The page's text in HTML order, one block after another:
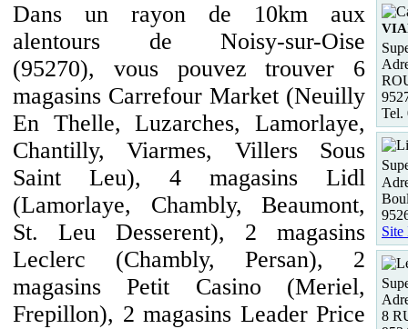
Dans un rayon de 10km aux
alentours de Noisy-sur-Oise
(95270), vous pouvez trouver 6
magasins Carrefour Market (Neuilly
En Thelle, Luzarches, Lamorlaye,
Chantilly, Viarmes, Villers Sous
Saint Leu), 4 magasins Lidl
(Lamorlaye, Chambly, Beaumont,
St. Leu Desserent), 2 magasins
Leclerc (Chambly, Persan), 2
magasins Petit Casino (Meriel,
Frepillon), 2 magasins Leader Price
Tel.
Site
8